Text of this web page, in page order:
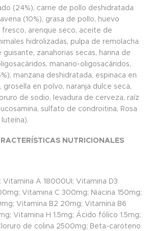
(24%), carne de pollo deshidratada
(10%), grasa de pollo, huevo
arenque seco, aceite de
hidrolizadas, pulpa de remolacha
zanahorias secas, harina de
manano-oligosacáridos,
manzana deshidratada, espinaca en
grosella en polvo, naranja dulce seca,
de sodio, levadura de cerveza, raíz
sulfato de condroitina, Rosa
NUTRICIONALES
A 18000UI; Vitamina D3
Vitamina C 300mg; Niacina 150mg;
Vitamina B2 20mg; Vitamina B6
Vitamina H 1.5mg; Ácido fólico 1.5mg;
de colina 2500mg; Beta-caroteno